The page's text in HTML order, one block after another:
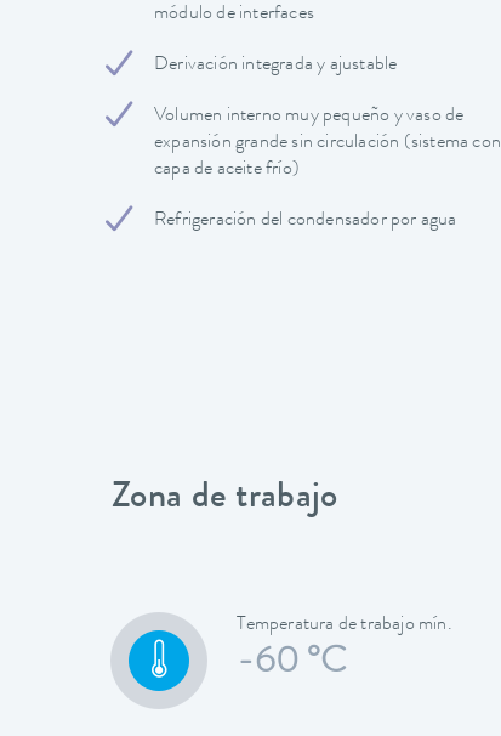
módulo de interfaces
Derivación integrada y ajustable
Volumen interno muy pequeño y vaso de
expansión grande sin circulación (sistema con
capa de aceite frío)
Refrigeración del condensador por agua
Zona de trabajo
Temperatura de trabajo mín.
-60 °C